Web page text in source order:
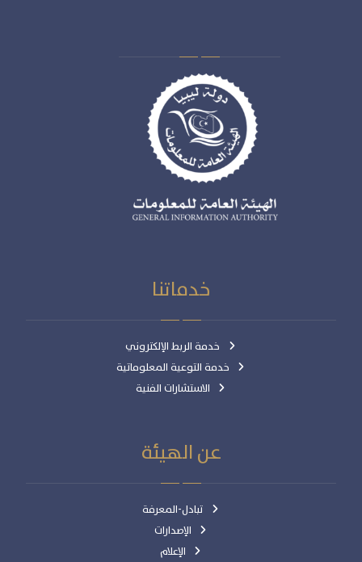
خدماتنا
خدمة الربط الإلكتروني
خدمة التوعية المعلوماتية
الاستشارات الفنية
عن الهيئة
تبادل-المعرفة
الإصدارات
الإعلام